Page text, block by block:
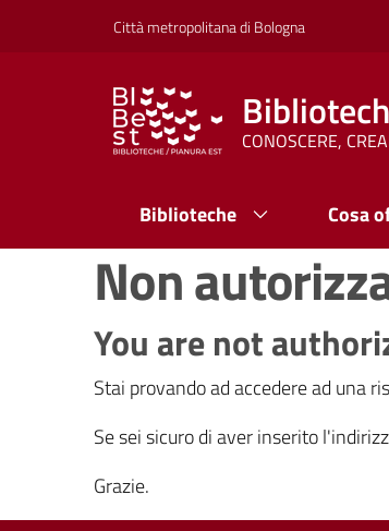
Vai al contenuto
Vai alla navigazioneCittà metropolitana di Bologna
CONOSCERE,
Biblioteche Cosa
Non
You are not
Stai provando ad accedere ad una
Se sei sicuro di aver inserito
Grazie.